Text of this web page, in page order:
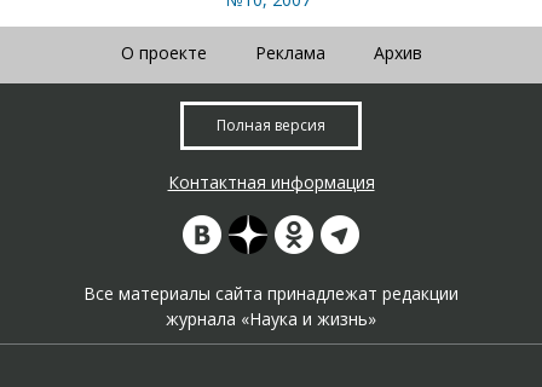
О проекте Реклама Архив
Полная версия
Контактная информация
Все материалы сайта принадлежат редакции
журнала «Наука и жизнь»